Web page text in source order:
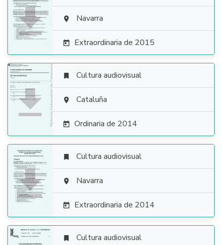
  Navarra
 Extraordinaria de 2015

 Cultura audiovisual
 Cataluña
 Ordinaria de 2014

 Cultura audiovisual
 Navarra
 Extraordinaria de 2014
 Cultura audiovisual